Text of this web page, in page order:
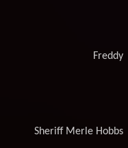
Freddy
Sheriff Merle Hobbs